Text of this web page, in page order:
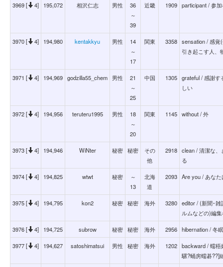
3969 [ 4] 195,072 相沢仁志 男性
36
～
39
近畿 1909 participant / 参
3970 [ 4] 194,980 kentakkyu 男性
14
～
17
関東 3358 sensation / 感覚
引き起こす人、
3971 [ 4] 194,969 godzilla55_chem 男性
21
～
25
中国 1305 grateful / 感謝す
しい
3972 [ 4] 194,956 teruteru1995 男性
18
～
20
関東 1145 without / 外
3973 [ 4] 194,946 WiNter 秘密 秘密
その
他
2918 clean / 清潔な
る
3974 [ 4] 194,825 wtwt 秘密
～
13
北海
道
2093 Are you / あな
3975 [ 4] 194,795 kon2 秘密 秘密 海外 3280 editor / (新聞･
ルムなどの)編
3976 [ 4] 194,725 subrow 秘密 秘密 海外 2956 hibernation / 冬眠
3977 [ 4] 194,627 satoshimatsui 男性 秘密 海外 1202 backward / 蠕
騾?蛹房蠕碁??]